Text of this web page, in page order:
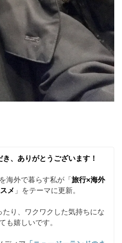
、ありがとうございます！
海外で暮らす私が「 旅行×海外
メ 」をテーマに更新。
り、ワクワクした気持ちにな
も嬉しいです。